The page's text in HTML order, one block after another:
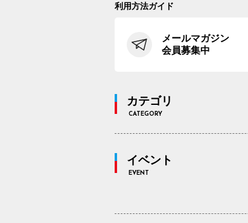
利用方法ガイド
メールマガジン
会員募集中
カテゴリ
CATEGORY
イベント
EVENT